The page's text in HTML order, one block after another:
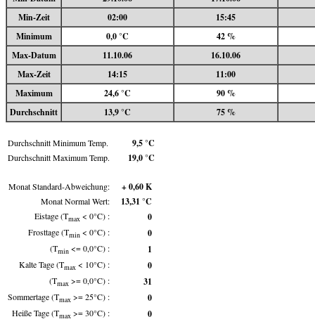
Min-Zeit
02:00
15:45
Minimum
0,0 °C
42 %
Max-Datum
11.10.06
16.10.06
Max-Zeit
14:15
11:00
Maximum
24,6 °C
90 %
Durchschnitt
13,9 °C 75 %
Durchschnitt Minimum Temp. 9,5 °C
Durchschnitt Maximum Temp. 19,0 °C
Monat Standard-Abweichung: + 0,60 K
Monat Normal Wert: 13,31 °C
Eistage (Tmax < 0°C) : 0
Frosttage (Tmin < 0°C) : 0
(Tmin <= 0,0°C) : 1
Kalte Tage (Tmax < 10°C) : 0
(Tmax >= 0,0°C) : 31
Sommertage (Tmax >= 25°C) : 0
Heiße Tage (Tmax >= 30°C) : 0